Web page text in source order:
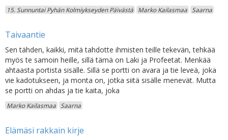
15. Sunnuntai Pyhän Kolmiykseyden Päivästä Marko Kailasmaa Saarna
Taivaantie
Sen tähden, kaikki, mitä tahdotte ihmisten teille tekevän, tehkää
myös te samoin heille, sillä tämä on Laki ja Profeetat. Menkää
ahtaasta portista sisälle. Sillä se portti on avara ja tie leveä, joka
vie kadotukseen, ja monta on, jotka siitä sisälle menevät. Mutta
se portti on ahdas ja tie kaita, joka
Marko Kailasmaa Saarna
Elämäsi rakkain kirje